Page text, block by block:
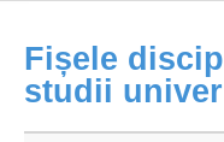
Fișele
studii